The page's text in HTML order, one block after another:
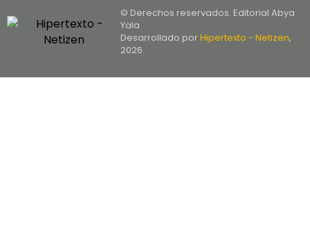
© Derechos reservados. Editorial Abya
Yala
Desarrollado porHipertexto - Netizen,
2026